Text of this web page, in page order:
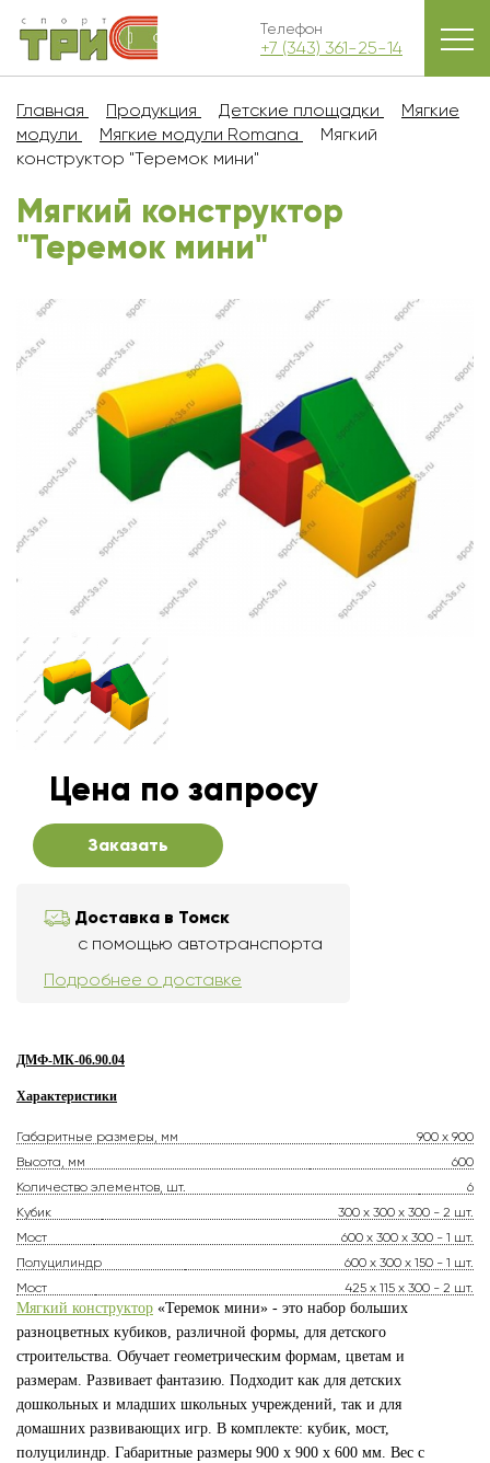
Телефон
+7 (343) 361-25-14
Главная Продукция Детские площадки
Мягкие
модули
Мягкие модули Romana
Мягкий
конструктор "Теремок мини"
Мягкий конструктор
"Теремок мини"
Цена по запросу
Заказать
Доставка в Томск
с помощью автотранспорта
Подробнее о доставке
ДМФ-МК-06.90.04
Характеристики
Габаритные размеры, мм
900 х 900
Высота, мм
600
Количество элементов, шт.
6
Кубик
300 х 300 х 300 - 2 шт.
Мост
600 х 300 х 300 - 1 шт.
Полуцилиндр
600 х 300 х 150 - 1 шт.
Мост
425 х 115 х 300 - 2 шт.
Мягкий конструктор «Теремок мини» - это набор больших
разноцветных кубиков, различной формы, для детского
строительства. Обучает геометрическим формам, цветам и
размерам. Развивает фантазию. Подходит как для детских
дошкольных и младших школьных учреждений, так и для
домашних развивающих игр. В комплекте: кубик, мост,
полуцилиндр. Габаритные размеры 900 x 900 х 600 мм. Вес с